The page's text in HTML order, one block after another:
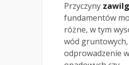
Przyczyny
fundamentów
różne, w tym
wód gruntowych,
odprowadzenie